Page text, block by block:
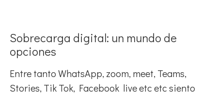
Sobrecarga digital: un mundo de
opciones
Entre tanto WhatsApp, zoom, meet, Teams,
Stories, Tik Tok, Facebook live etc etc siento